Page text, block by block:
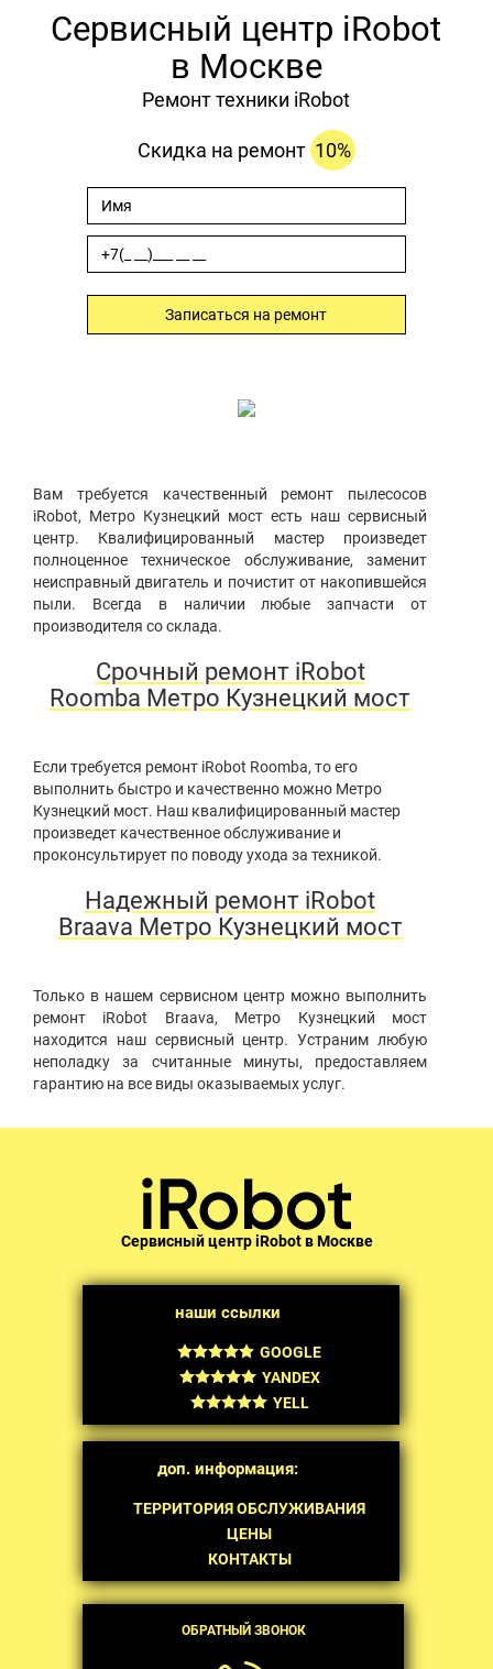
Сервисный центр iRobot
в Москве
Ремонт техники iRobot
Скидка на ремонт 10%
Записаться на ремонт
Вам требуется качественный ремонт пылесосов
iRobot, Метро Кузнецкий мост есть наш сервисный
центр. Квалифицированный мастер произведет
полноценное техническое обслуживание, заменит
неисправный двигатель и почистит от накопившейся
пыли. Всегда в наличии любые запчасти от
производителя со склада.
Срочный ремонт iRobot
Roomba Метро Кузнецкий мост
Если требуется ремонт iRobot Roomba, то его
выполнить быстро и качественно можно Метро
Кузнецкий мост. Наш квалифицированный мастер
произведет качественное обслуживание и
проконсультирует по поводу ухода за техникой.
Надежный ремонт iRobot
Braava Метро Кузнецкий мост
Только в нашем сервисном центр можно выполнить
ремонт iRobot Braava, Метро Кузнецкий мост
находится наш сервисный центр. Устраним любую
неполадку за считанные минуты, предоставляем
гарантию на все виды оказываемых услуг.
Сервисный центр iRobot в Москве
наши ссылки
GOOGLE
YANDEX
YELL
доп. информация:
ТЕРРИТОРИЯ ОБСЛУЖИВАНИЯ
ЦЕНЫ
КОНТАКТЫ
ОБРАТНЫЙ ЗВОНОК